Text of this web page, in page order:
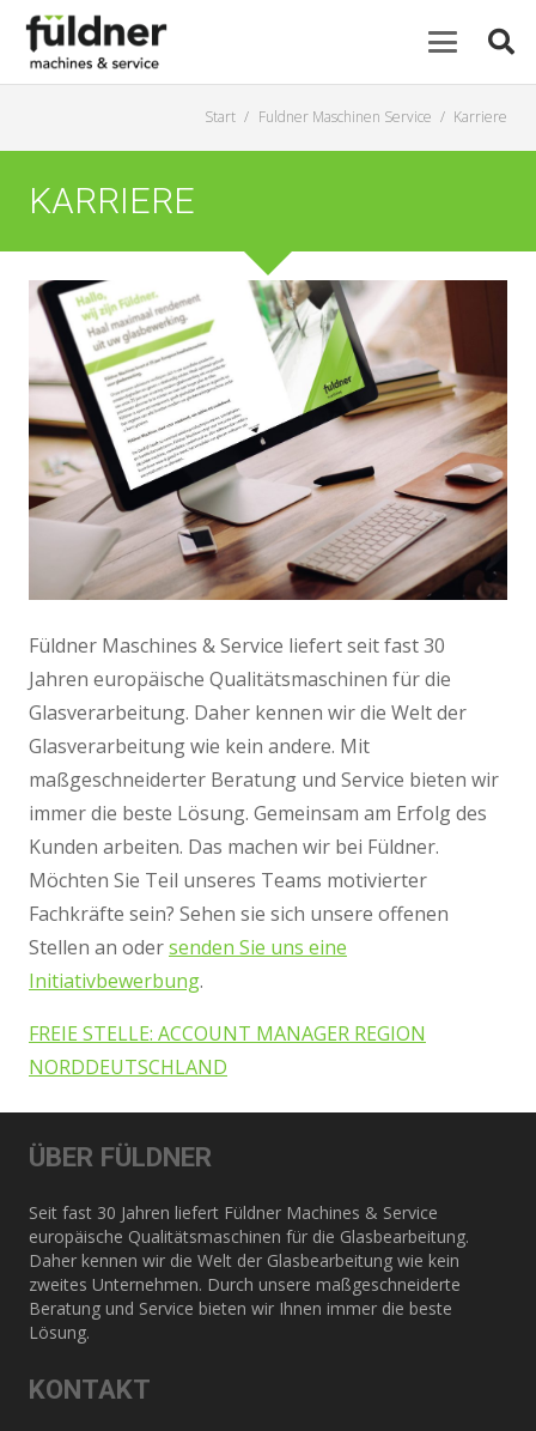
Start / Fuldner Maschinen Service / Karriere
KARRIERE
Füldner Maschines & Service liefert seit fast 30
Jahren europäische Qualitätsmaschinen für die
Glasverarbeitung. Daher kennen wir die Welt der
Glasverarbeitung wie kein andere. Mit
maßgeschneiderter Beratung und Service bieten wir
immer die beste Lösung. Gemeinsam am Erfolg des
Kunden arbeiten. Das machen wir bei Füldner.
Möchten Sie Teil unseres Teams motivierter
Fachkräfte sein? Sehen sie sich unsere offenen
Stellen an odersenden Sie uns eine
Initiativbewerbung.
FREIE STELLE: ACCOUNT MANAGER REGION
NORDDEUTSCHLAND
ÜBER FÜLDNER
Seit fast 30 Jahren liefert Füldner Machines & Service
europäische Qualitätsmaschinen für die Glasbearbeitung.
Daher kennen wir die Welt der Glasbearbeitung wie kein
zweites Unternehmen. Durch unsere maßgeschneiderte
Beratung und Service bieten wir Ihnen immer die beste
Lösung.
KONTAKT